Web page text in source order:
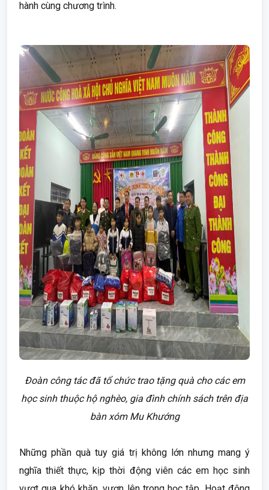
hành cùng chương trình.
Đoàn công tác đã tổ chức trao tặng quà cho các em
học sinh thuộc hộ nghèo, gia đình chính sách trên địa
bàn xóm Mu Khướng
Những phần quà tuy giá trị không lớn nhưng mang ý
nghĩa thiết thực, kịp thời động viên các em học sinh